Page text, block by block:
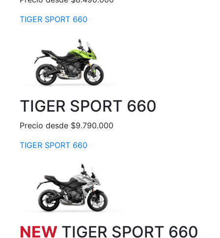
TIGER SPORT 660
TIGER SPORT 660
Precio desde $9.790.000
TIGER SPORT 660
NEW TIGER SPORT 660